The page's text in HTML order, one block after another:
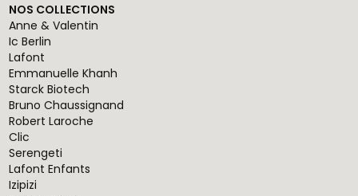
NOS COLLECTIONS
Anne & Valentin
Ic Berlin
Lafont
Emmanuelle Khanh
Starck Biotech
Bruno Chaussignand
Robert Laroche
Clic
Serengeti
Lafont Enfants
Izipizi